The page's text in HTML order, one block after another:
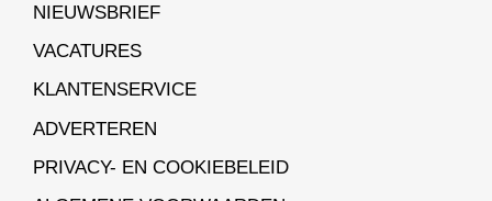
NIEUWSBRIEF
VACATURES
KLANTENSERVICE
ADVERTEREN
PRIVACY- EN COOKIEBELEID